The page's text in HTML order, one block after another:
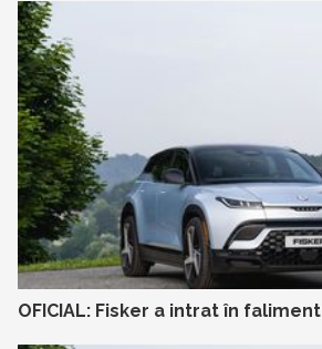
OFICIAL: Fisker a intrat în faliment